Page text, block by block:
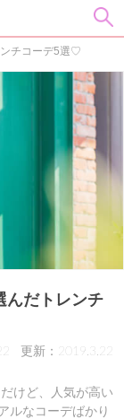
ンチコーデ5選♡
んだトレンチ
更新：2019.3.22
けど、人気が高い
ルなコーデばかり